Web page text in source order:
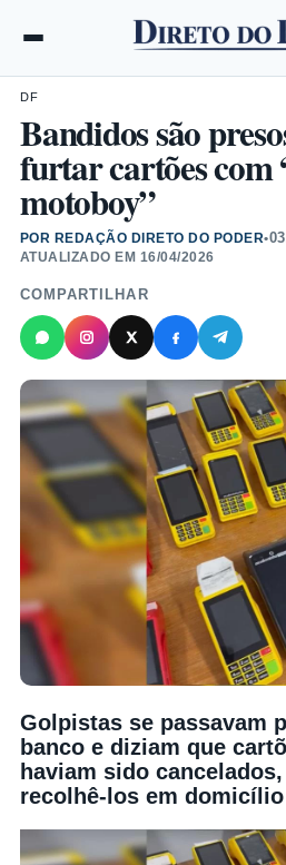
DF
Bandidos são
furtar cartões com
motoboy”
POR REDAÇÃO DIRETO DO PODER•
ATUALIZADO EM 16/04/2026
COMPARTILHAR
Golpistas se passavam
banco e diziam que
haviam sido
recolhê-los em domicílio